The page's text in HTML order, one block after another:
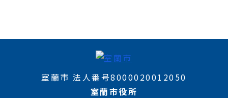
室蘭市 法人番号8000020012050
室蘭市役所